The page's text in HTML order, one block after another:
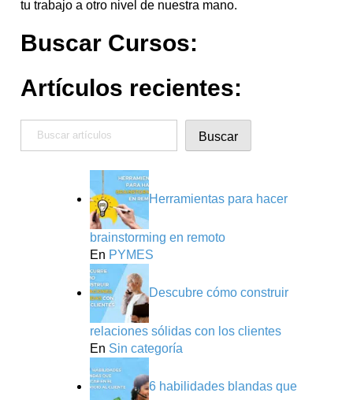
tu trabajo a otro nivel de nuestra mano.
Buscar Cursos:
Artículos recientes:
Buscar
Herramientas para hacer
brainstorming en remoto
En PYMES
Descubre cómo construir
relaciones sólidas con los clientes
En Sin categoría
6 habilidades blandas que